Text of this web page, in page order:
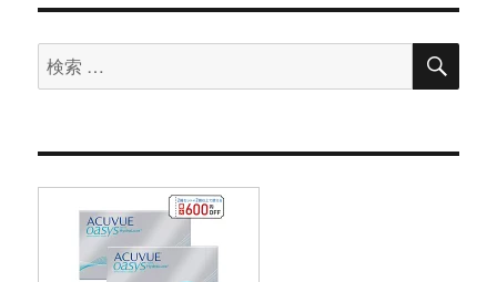
検
索
象:
検